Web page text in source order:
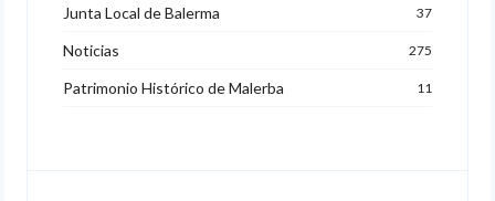
Junta Local de Balerma 37
Noticias 275
Patrimonio Histórico de Malerba 11